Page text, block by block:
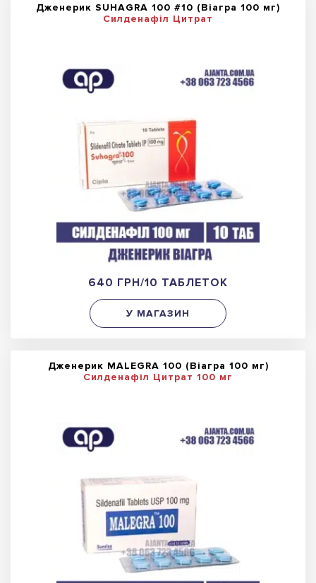
Дженерик SUHAGRA 100 #10 (Віагра 100 мг)
Силденафіл Цитрат
640 ГРН/10 ТАБЛЕТОК
У МАГАЗИН
Дженерик MALEGRA 100 (Віагра 100 мг)
Силденафіл Цитрат 100 мг